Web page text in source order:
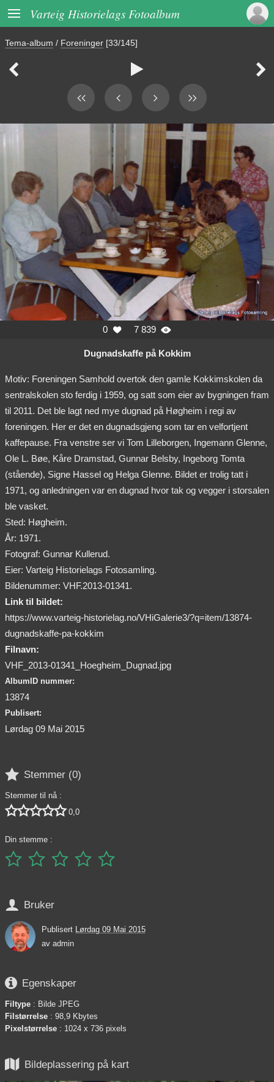
 Varteig Historielags Fotoalbum
Tema-album / Foreninger [33/145]
  
0  7 839 
Dugnadskaffe på Kokkim
Motiv: Foreningen Samhold overtok den gamle Kokkimskolen da
sentralskolen sto ferdig i 1959, og satt som eier av bygningen fram
til 2011. Det ble lagt ned mye dugnad på Høgheim i regi av
foreningen. Her er det en dugnadsgjeng som tar en velfortjent
kaffepause. Fra venstre ser vi Tom Lilleborgen, Ingemann Glenne,
Ole L. Bøe, Kåre Dramstad, Gunnar Belsby, Ingeborg Tomta
(stående), Signe Hassel og Helga Glenne. Bildet er trolig tatt i
1971, og anledningen var en dugnad hvor tak og vegger i storsalen
ble vasket.
Sted: Høgheim.
År: 1971.
Fotograf: Gunnar Kullerud.
Eier: Varteig Historielags Fotosamling.
Bildenummer: VHF.2013-01341.
Link til bildet:
https://www.varteig-historielag.no/VHiGalerie3/?q=item/13874-
dugnadskaffe-pa-kokkim
Filnavn:
VHF_2013-01341_Hoegheim_Dugnad.jpg
AlbumID nummer:
13874
Publisert:
Lørdag 09 Mai 2015
 Stemmer (0)
Stemmer til nå :
 0,0
Din stemme :
    
 Bruker
Publisert Lørdag 09 Mai 2015
av admin
 Egenskaper
Filtype : Bilde JPEG
Filstørrelse : 98,9 Kbytes
Pixelstørrelse : 1024 x 736 pixels
 Bildeplassering på kart